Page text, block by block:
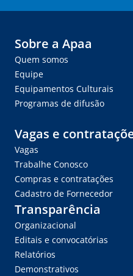
Sobre a Apaa
Quem somos
Equipe
Equipamentos Culturais
Programas de difusão
Vagas e
Vagas
Trabalhe Conosco
Compras e contratações
Cadastro de Fornecedor
Transparência
Organizacional
Editais e convocatórias
Relatórios
Demonstrativos